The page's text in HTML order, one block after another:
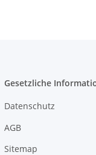
Gesetzliche
Datenschutz
AGB
Sitemap